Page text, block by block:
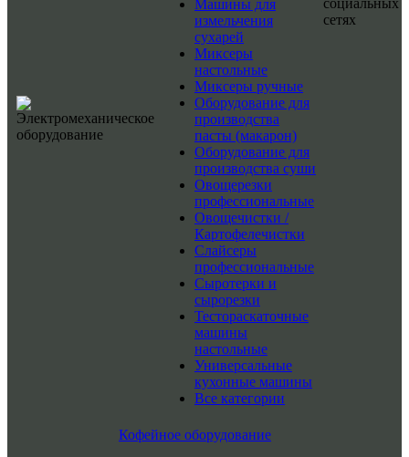
Машины для
измельчения
сухарей
Миксеры
настольные
Миксеры ручные
Оборудование для
производства
пасты (макарон)
Оборудование для
производства суши
Овощерезки
профессиональные
Овощечистки /
Картофелечистки
Слайсеры
профессиональные
Сыротерки и
сырорезки
Тестораскаточные
машины
настольные
Универсальные
кухонные машины
Все категории
Кофейное оборудование
социальных
сетях